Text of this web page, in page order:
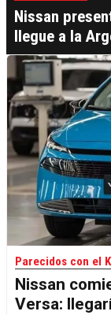
Nissan
llegue a la
Parecidos con el
Nissan
Versa: